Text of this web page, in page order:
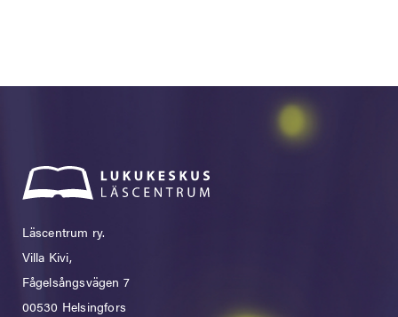
Läscentrum ry.
Villa Kivi,
Fågelsångsvägen 7
00530 Helsingfors